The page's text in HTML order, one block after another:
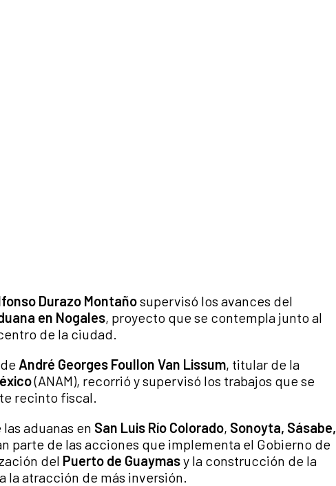
Durazo Montañosupervisó los avances del
en Nogales, proyecto que se contempla junto al
de la ciudad.
André Georges Foullon Van Lissum, titular de la
(ANAM), recorrió y supervisó los trabajos que se
recinto fiscal.
aduanas en San Luis Río Colorado, Sonoyta, Sásabe,
parte de las acciones que implementa el Gobierno de
del Puerto de Guaymasy la construcción de la
la atracción de más inversión.